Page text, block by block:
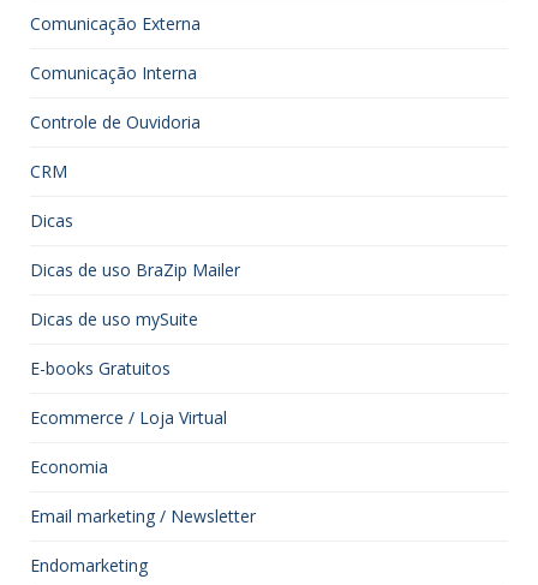
Comunicação Externa
Comunicação Interna
Controle de Ouvidoria
CRM
Dicas
Dicas de uso BraZip Mailer
Dicas de uso mySuite
E-books Gratuitos
Ecommerce / Loja Virtual
Economia
Email marketing / Newsletter
Endomarketing